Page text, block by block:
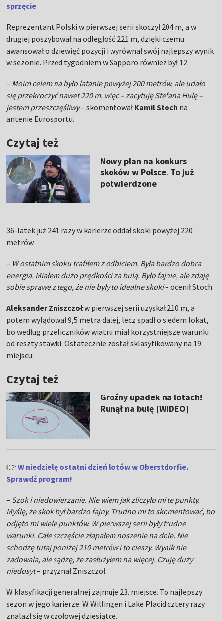
sprzęcie
Reprezentant Polski w pierwszej serii skoczył 204 m, a w
drugiej poszybował na odległość 221 m, dzięki czemu
awansował o dziewięć pozycji i wyrównał swój najlepszy wynik
w sezonie. Przed tygodniem w Sapporo również był 12.
– Moim celem na było latanie powyżej 200 metrów, ale udało
się przekroczyć nawet 220 m, więc – zacytuję Stefana Hulę –
jestem przeszczęśliwy– skomentowałKamil Stoch na
antenie Eurosportu.
Czytaj też
Nowy plan na konkurs
skoków w Polsce. To już
potwierdzone
36-latek już 241 razy w karierze oddał skoki powyżej 220
metrów.
– W ostatnim skoku trafiłem z odbiciem. Była bardzo dobra
energia. Miałem dużo prędkości za bulą. Było fajnie, ale zdaję
sobie sprawę z tego, że nie były to idealne skoki– ocenił Stoch.
Aleksander Zniszczołw pierwszej serii uzyskał 210 m, a
potem wylądował 9,5 metra dalej, lecz spadł o siedem lokat,
bo według przeliczników wiatru miał korzystniejsze warunki
od reszty stawki. Ostatecznie został sklasyfikowany na 19.
miejscu.
Czytaj też
Groźny upadek na lotach!
Runął na bulę [WIDEO]
👉W niedzielę ostatni dzień lotów w Oberstdorfie.
Sprawdź program!
– Szok i niedowierzanie. Nie wiem jak zliczyło mi te punkty.
Myślę, że skok był bardzo fajny. Trudno mi to skomentować, bo
odjęto mi wiele punktów. W pierwszej serii były trudne
warunki. Całe szczęście złapałem noszenie na dole. Nie
schodzę tutaj poniżej 210 metrów i to cieszy. Wynik nie
zadowala, ale sądzę, że zasłużyłem na więcej. Czuję duży
niedosyt– przyznał Zniszczoł.
W klasyfikacji generalnej zajmuje 23. miejsce. To najlepszy
sezon w jego karierze. W Willingen i Lake Placid cztery razy
znalazł się w czołowej dziesiątce.